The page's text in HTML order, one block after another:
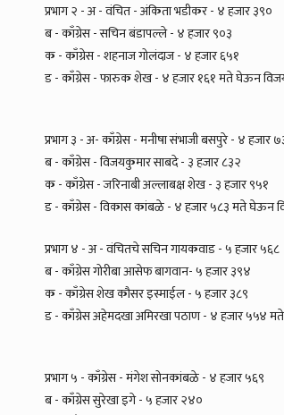
प्रभाग २ - अ - वंचित - अंकिता भडीकर - ४ हजार ३९०
ब - काँग्रेस - सचिन बंडापल्ले - ४ हजार ९०३
क - काँग्रेस - शहनाज गोलंदाज - ४ हजार ६५१
ड - काँग्रेस - फारुक शेख - ४ हजार १६१ मते घेऊन
प्रभाग ३ - अ- काँग्रेस - मनीषा संभाजी बसपुरे - ४ हजार
ब - काँग्रेस - विजयकुमार साबदे - ३ हजार ८३२
क - काँग्रेस - जरिनाबी अल्लाबक्ष शेख - ३ हजार ९५१
ड - काँग्रेस - विकास कांबळे - ४ हजार ५८३ मते घेऊन
प्रभाग ४ - अ - वंचितचे सचिन गायकवाड - ५ हजार ५६८
ब - काँग्रेस गोरीबा आसेफ बागवान- ५ हजार ३९४
क - काँग्रेस शेख कौसर इस्माईल - ५ हजार ३८९
ड - काँग्रेस अहेमदखा अमिरखा पठाण - ४ हजार ५५४
प्रभाग ५ - काँग्रेस - मंगेश सोनकांबळे - ४ हजार ५६९
ब - काँग्रेस सुरेखा इगे - ५ हजार २४०